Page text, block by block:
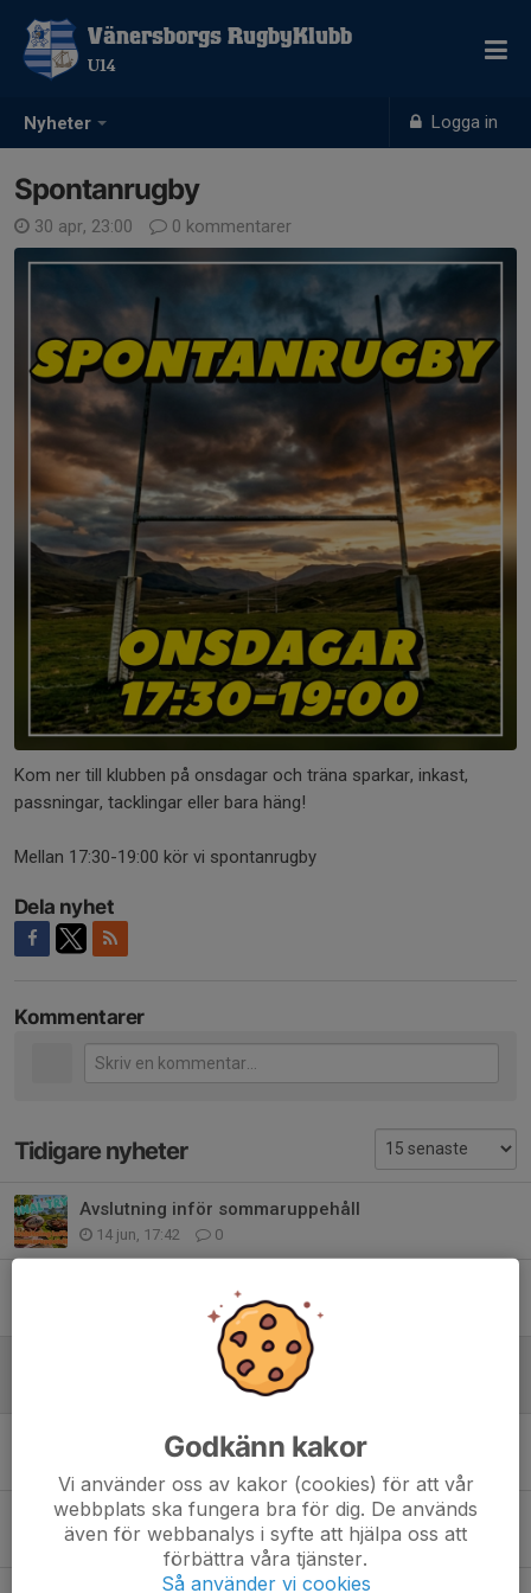
Nyheter Logga in
Vänersborgs RugbyKlubb
U14
Spontanrugby
30 apr, 23:00 0 kommentarer
Kom ner till klubben på onsdagar och träna sparkar, inkast,
passningar, tacklingar eller bara häng!
Mellan 17:30-19:00 kör vi spontanrugby
Dela nyhet
Kommentarer
Tidigare nyheter
Avslutning inför sommaruppehåll
14 jun, 17:42 0
0
Minifestivaler och cuper
OBS! NYA TIDER! Träningshelg!
5 feb, 12:01 0
Godkänn kakor
Vi använder oss av kakor (cookies) för att vår
webbplats ska fungera bra för dig. De används
även för webbanalys i syfte att hjälpa oss att
förbättra våra tjänster.
Så använder vi cookies